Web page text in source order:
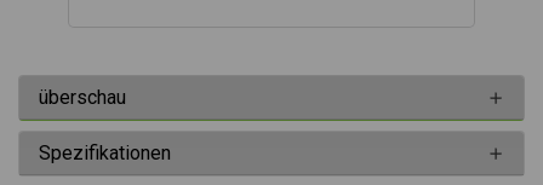
überschau
Spezifikationen